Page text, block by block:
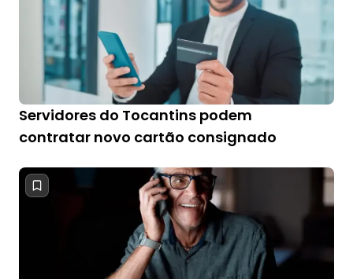
Servidores do Tocantins podem
contratar novo cartão consignado